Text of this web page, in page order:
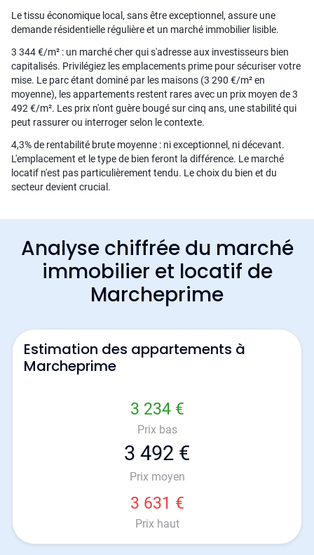
Le tissu économique local, sans être exceptionnel, assure une
demande résidentielle régulière et un marché immobilier lisible.
3 344 €/m² : un marché cher qui s'adresse aux investisseurs bien
capitalisés. Privilégiez les emplacements prime pour sécuriser votre
mise. Le parc étant dominé par les maisons (3 290 €/m² en
moyenne), les appartements restent rares avec un prix moyen de 3
492 €/m². Les prix n'ont guère bougé sur cinq ans, une stabilité qui
peut rassurer ou interroger selon le contexte.
4,3% de rentabilité brute moyenne : ni exceptionnel, ni décevant.
L'emplacement et le type de bien feront la différence. Le marché
locatif n'est pas particulièrement tendu. Le choix du bien et du
secteur devient crucial.
Analyse chiffrée du marché
immobilier et locatif de
Marcheprime
Estimation des appartements à
Marcheprime
3 234 €
Prix bas
3 492 €
Prix moyen
3 631 €
Prix haut